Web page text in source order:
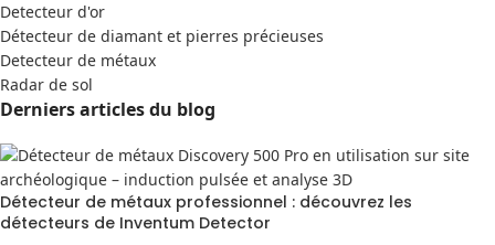
Detecteur d'or
Détecteur de diamant et pierres précieuses
Detecteur de métaux
Radar de sol
Derniers articles du blog
Détecteur de métaux professionnel : découvrez les
détecteurs de Inventum Detector